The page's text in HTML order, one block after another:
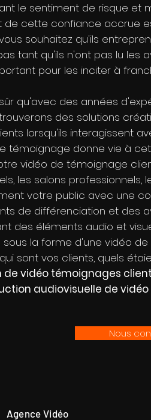
le sentiment de risque et
de cette confiance accrue
souhaitez qu'ils
tant qu'ils n'ont pas lu les
pour les inciter à
qu'avec des années
des solutions
lorsqu'ils interagissent
témoignage donne vie à
vidéo de témoignage
les salons
votre public avec une
de différenciation et des
des éléments audio et
sous la forme d'une vidéo
sont vos clients, quels
vidéo témoignages
audiovisuelle de
Nous
Agence Vidéo